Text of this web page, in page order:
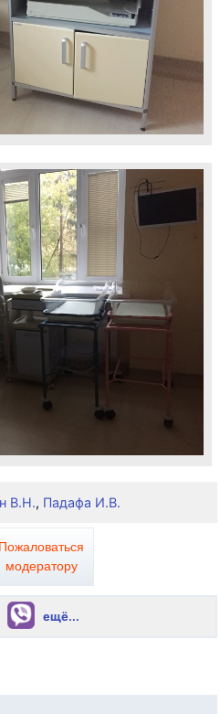
В.Н., Падафа И.В.
Пожаловаться
модератору
ещё...